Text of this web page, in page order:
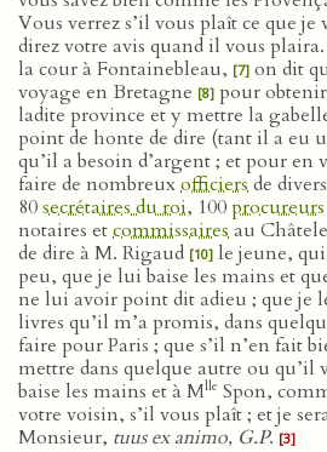
Vous verrez s’il vous plaît ce que je
direz votre avis quand il vous
la cour à Fontainebleau, [7] on dit
voyage en Bretagne [8] pour obtenir
ladite province et y mettre la
point de honte de dire (tant il a eu
qu’il a besoin d’argent ; et pour
faire de nombreuxofficiersde
80secrétaires du roi, 100procureurs
notaires etcommissairesau
de dire à M. Rigaud [10] le jeune,
peu, que je lui baise les mains et
ne lui avoir point dit adieu ; que je
livres qu’il m’a promis, dans
faire pour Paris ; que s’il n’en fait
mettre dans quelque autre ou qu’il
baise les mains et à Mlle Spon,
votre voisin, s’il vous plaît ; et je
Monsieur, tuus ex animo, G.P. [3]